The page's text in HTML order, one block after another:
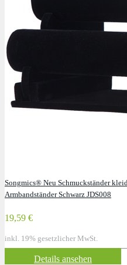
Songmics® Neu Schmuckständer
Armbandständer Schwarz JDS008
19,59 €
inkl. 19% gesetzlicher MwSt.
Details ansehen